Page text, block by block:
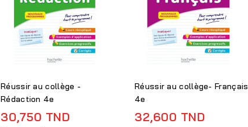
Réussir au collège -
Rédaction 4e
30,750 TND
Réussir au collège- Français
4e
32,600 TND